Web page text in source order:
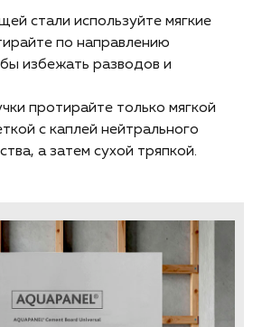
стали используйте мягкие
по направлению
избежать разводов и
протирайте только мягкой
с каплей нейтрального
а затем сухой тряпкой.